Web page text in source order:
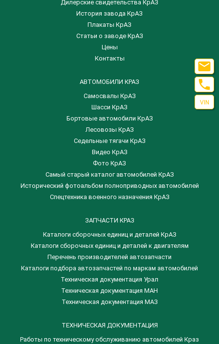
Дилерские свидетельства КрАЗ
История завода КрАЗ
Плакаты КрАЗ
Статьи о заводе КрАЗ
Цены
Контакты
АВТОМОБИЛИ КРАЗ
Самосвалы КрАЗ
Шасси КрАЗ
Бортовые автомобили КрАЗ
Лесовозы КрАЗ
Седельные тягачи КрАЗ
Видео КрАЗ
Фото КрАЗ
Самый старый каталог автомобилей КрАЗ
Исторический фотоальбом полноприводных автомобилей
Спецтехника военного назначения КрАЗ
ЗАПЧАСТИ КРАЗ
Каталоги сборочных единиц и деталей КрАЗ
​Каталоги сборочных единиц и деталей к двигателям
Перечень производителей автозапчасти
Каталоги подбора автозапчастей по маркам автомобилей
Техническая документация Урал
Техническая документация МАН
Техническая документация МАЗ
ТЕХНИЧЕСКАЯ ДОКУМЕНТАЦИЯ
Работы по техническому обслуживанию автомобилей Краз


VIN